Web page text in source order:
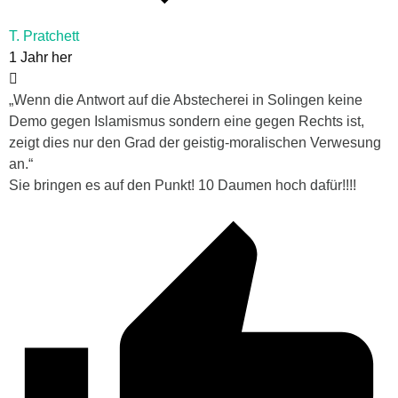
T. Pratchett
1 Jahr her
„Wenn die Antwort auf die Abstecherei in Solingen keine
Demo gegen Islamismus sondern eine gegen Rechts ist,
zeigt dies nur den Grad der geistig-moralischen Verwesung
an.“
Sie bringen es auf den Punkt! 10 Daumen hoch dafür!!!!